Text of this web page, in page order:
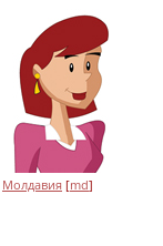
Молдавия [md]